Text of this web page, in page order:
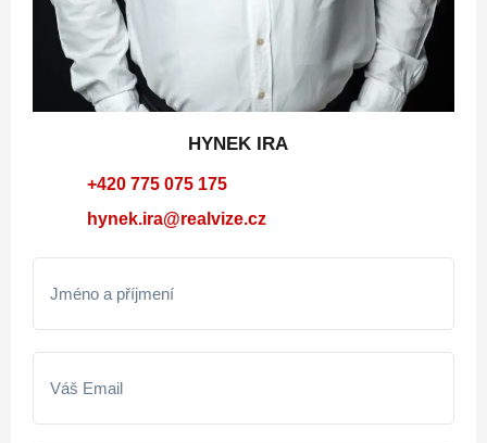
HYNEK IRA
+420 775 075 175
hynek.ira@realvize.cz